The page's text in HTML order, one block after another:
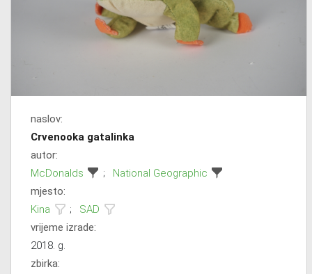
naslov:
Crvenooka gatalinka
autor:
McDonalds
;
National Geographic
mjesto:
Kina
;
SAD
vrijeme izrade:
2018. g.
zbirka: